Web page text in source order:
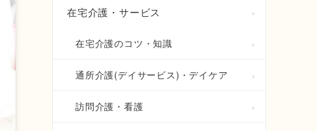
在宅介護・サービス
在宅介護のコツ・知識
通所介護(デイサービス)・デイケア
訪問介護・看護